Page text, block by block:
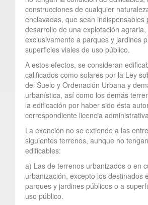
construcciones de cualquier
enclavadas, que sean indispensables
desarrollo de una explotación
exclusivamente a parques y jardines
superficies viales de uso público.
A estos efectos, se consideran
calificados como solares por la Ley
del Suelo y Ordenación Urbana y
urbanística, así como los demás
la edificación por haber sido ésta
correspondiente licencia
La exención no se extiende a las
siguientes terrenos, aunque no
edificables:
a) Las de terrenos urbanizados o en
urbanización, excepto los destinados
parques y jardines públicos o a
uso público.